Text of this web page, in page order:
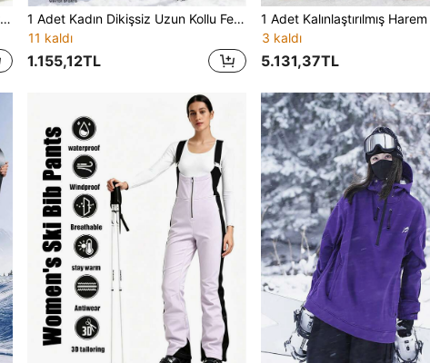
1 Adet Kadın Bol Kesim Kışlık Snowboard Pantolonu, Sportif Stil, Çıkarılabilir Askılı Spor Pantolon
1 Adet Kadın Dikişsiz Uzun Kollu Fermuarlı Kayak Tulumu, Yoga Tulumu, Fitness Antrenman Spor Kıyafeti, Esnek Vücut Şekillendirici, İç ve Dış Mekan Kullanımına Uygun, Koşu, Yürüyüş, Dış Mekan Aktiviteleri, Kışlık Dış Mekan Kayak Ekipmanı, Fonksiyonel Kayak Tulumu, Kar Ekipmanı
11 kaldı
1.155,12TL
3 kaldı
5.131,37TL